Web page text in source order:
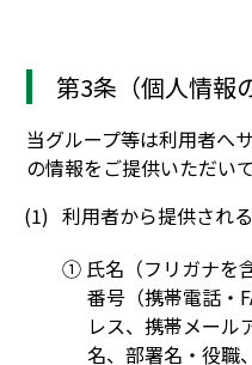
第3条（個人情報
当グループ等は利用者へ
の情報をご提供いただい
利用者から提供され
① 氏名（フリガナを
番号（携帯電話・
レス、携帯メール
名、部署名・役職